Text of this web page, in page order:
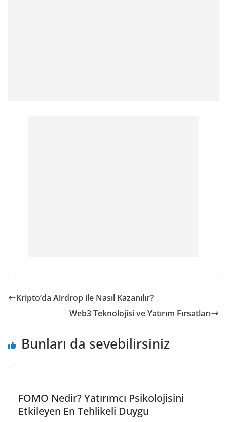
Kripto’da Airdrop ile Nasıl Kazanılır?
Web3 Teknolojisi ve Yatırım Fırsatları
Bunları da sevebilirsiniz
FOMO Nedir? Yatırımcı Psikolojisini
Etkileyen En Tehlikeli Duygu